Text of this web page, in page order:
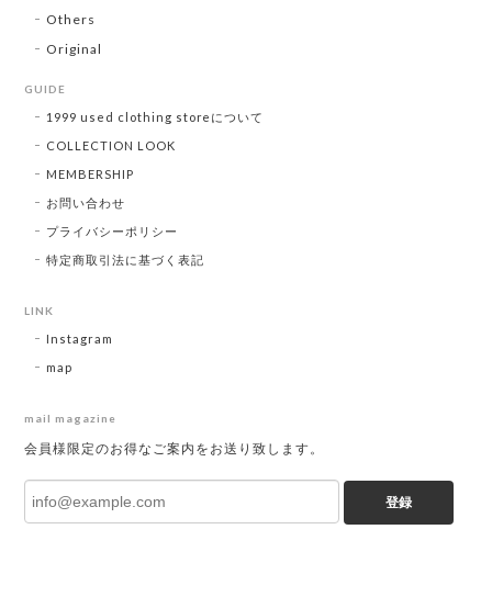
Others
Original
GUIDE
1999 used clothing storeについて
COLLECTION LOOK
MEMBERSHIP
お問い合わせ
プライバシーポリシー
特定商取引法に基づく表記
LINK
Instagram
map
mail magazine
会員様限定のお得なご案内をお送り致します。
登録